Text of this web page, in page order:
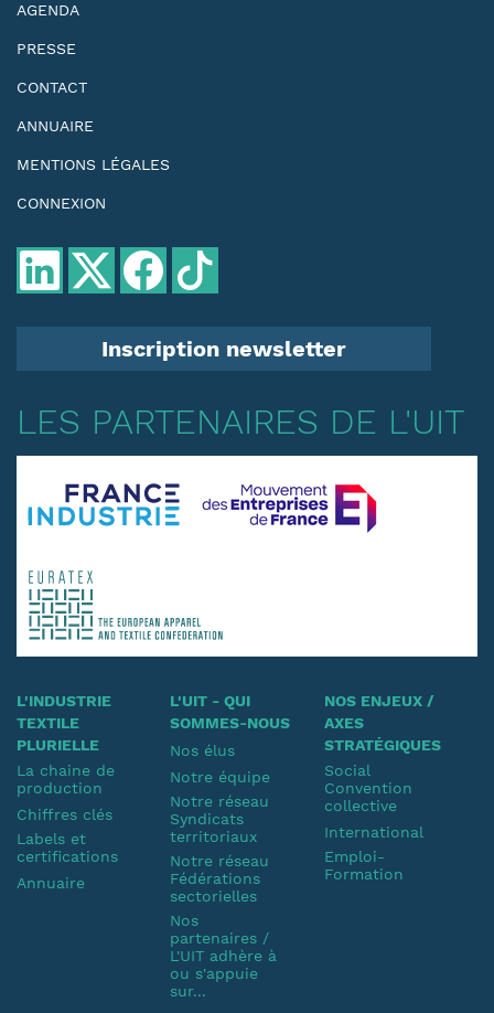
AGENDA
PRESSE
CONTACT
ANNUAIRE
MENTIONS LÉGALES
CONNEXION
Inscription newsletter
LES PARTENAIRES DE L'UIT
L'INDUSTRIE
TEXTILE
PLURIELLE
La chaine de
production
Chiffres clés
Labels et
certifications
Annuaire
L'UIT - QUI
SOMMES-NOUS
Nos élus
Notre équipe
Notre réseau
Syndicats
territoriaux
Notre réseau
Fédérations
sectorielles
Nos
partenaires /
L'UIT adhère à
ou s'appuie
sur...
NOS ENJEUX /
AXES
STRATÉGIQUES
Social
Convention
collective
International
Emploi-
Formation